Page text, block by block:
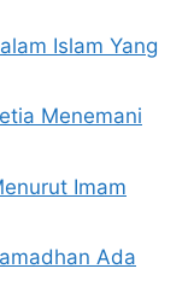
Islam Yang
Menemani
Imam
Ada